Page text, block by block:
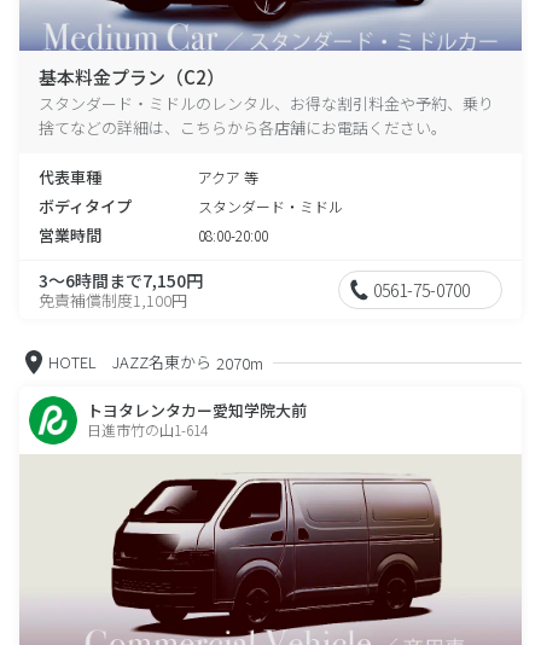
基本料金プラン（C2）
スタンダード・ミドルのレンタル、お得な割引料金や予約、乗り
捨てなどの詳細は、こちらから各店舗にお電話ください。
代表車種 アクア 等
ボディタイプ スタンダード・ミドル
営業時間 08:00-20:00
3～6時間まで7,150円
免責補償制度1,100円 0561-75-0700
HOTEL JAZZ名東から 2070m
トヨタレンタカー愛知学院大前
日進市竹の山1-614